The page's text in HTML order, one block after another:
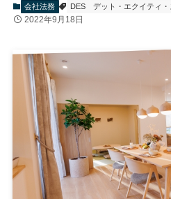
会社法務 DES デット・エクイティ
2022年9月18日